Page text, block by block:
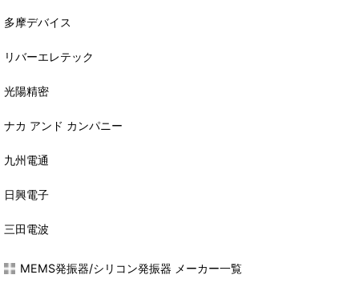
多摩デバイス
リバーエレテック
光陽精密
ナカ アンド カンパニー
九州電通
日興電子
三田電波
MEMS発振器/シリコン発振器 メーカー一覧